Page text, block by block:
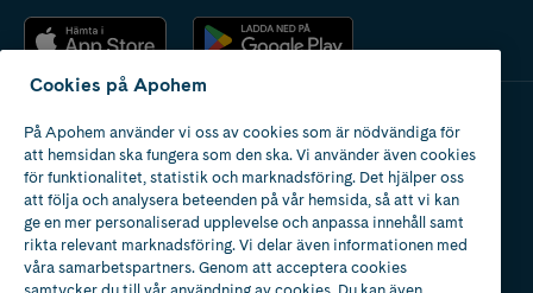
Apotek med tillstånd
av Läkemedelsverket
2024
Cookies på Apohem
På Apohem använder vi oss av cookies som är nödvändiga för
att hemsidan ska fungera som den ska. Vi använder även cookies
för funktionalitet, statistik och marknadsföring. Det hjälper oss
att följa och analysera beteenden på vår hemsida, så att vi kan
ge en mer personaliserad upplevelse och anpassa innehåll samt
rikta relevant marknadsföring. Vi delar även informationen med
våra samarbetspartners. Genom att acceptera cookies